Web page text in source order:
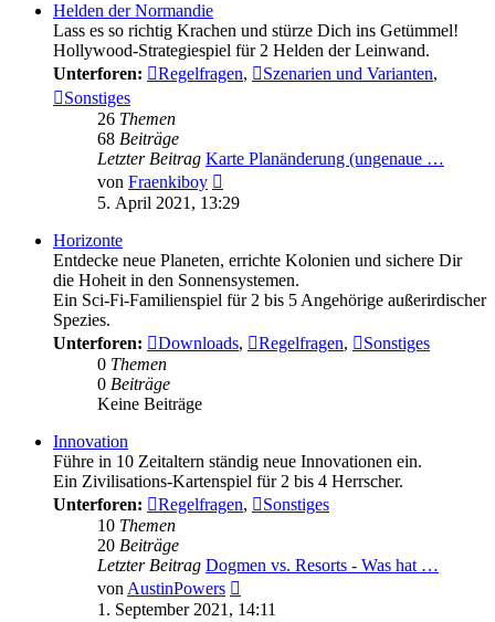
Helden der Normandie
Lass es so richtig Krachen und stürze Dich ins Getümmel!
Hollywood-Strategiespiel für 2 Helden der Leinwand.
Unterforen:
Regelfragen, Szenarien und Varianten,
Sonstiges
26 Themen
68 Beiträge
Letzter Beitrag Karte Planänderung (ungenaue …
von Fraenkiboy
Beitrag
5. April 2021, 13:29
Horizonte
Entdecke neue Planeten, errichte Kolonien und sichere Dir
die Hoheit in den Sonnensystemen.
Ein Sci-Fi-Familienspiel für 2 bis 5 Angehörige außerirdischer
Spezies.
Unterforen:
Downloads, Regelfragen,
Sonstiges
0 Themen
0 Beiträge
Keine Beiträge
Innovation
Führe in 10 Zeitaltern ständig neue Innovationen ein.
Ein Zivilisations-Kartenspiel für 2 bis 4 Herrscher.
Unterforen:
Regelfragen,
Sonstiges
10 Themen
20 Beiträge
Letzter Beitrag Dogmen vs. Resorts - Was hat …
vonAustinPowers
Beitrag
1. September 2021, 14:11